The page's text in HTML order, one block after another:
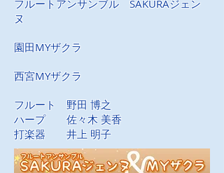
フルートアンサンブル SAKURAジェン
ヌ
園田MYザクラ
西宮MYザクラ
フルート 野田 博之
​ハープ 佐々木 美香
打楽器 井上 明子